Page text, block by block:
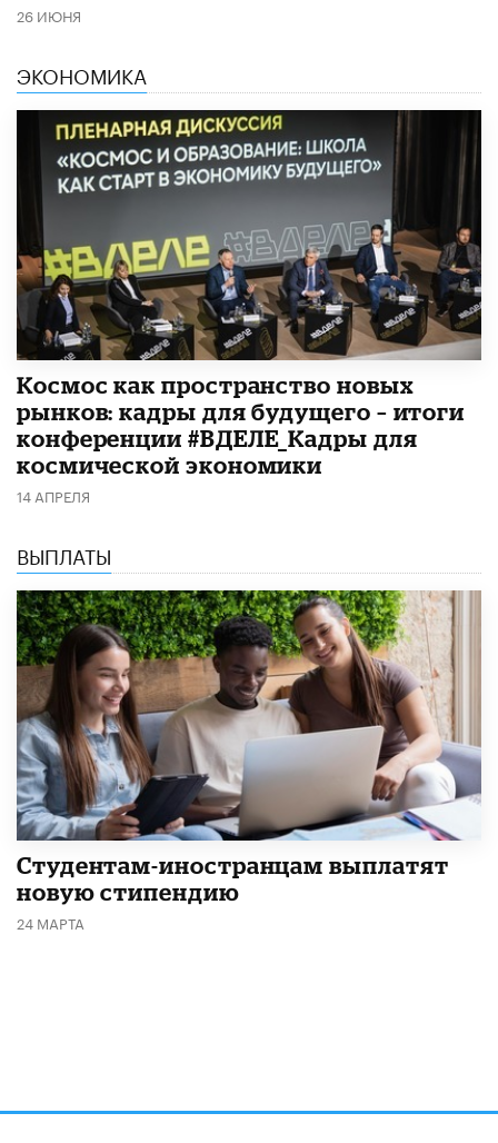
26 ИЮНЯ
ЭКОНОМИКА
Космос как пространство новых
рынков: кадры для будущего – итоги
конференции #ВДЕЛЕ_Кадры для
космической экономики
14 АПРЕЛЯ
ВЫПЛАТЫ
Студентам-иностранцам выплатят
новую стипендию
24 МАРТА